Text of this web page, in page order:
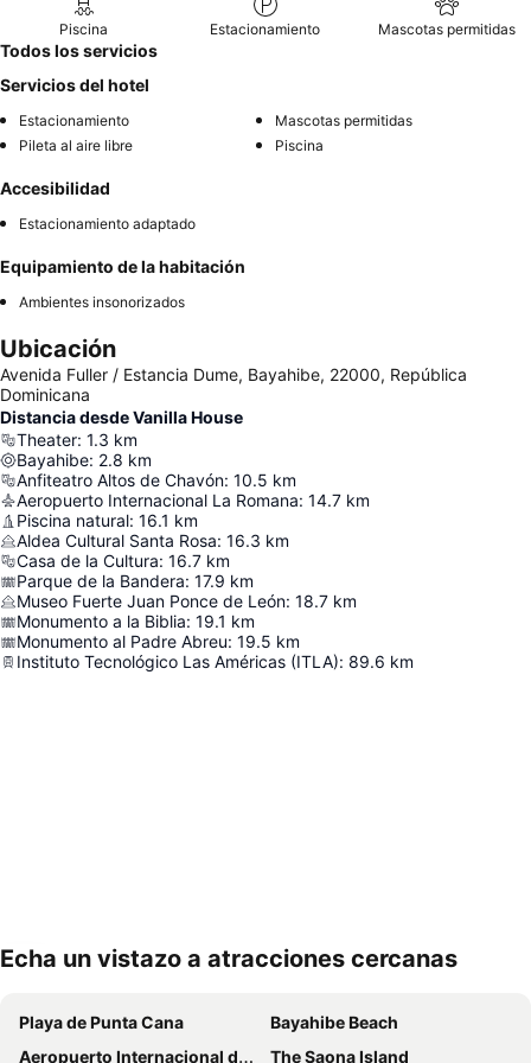
Piscina Estacionamiento Mascotas permitidas
Todos los servicios
Servicios del hotel
Estacionamiento
Mascotas permitidas
Pileta al aire libre
Piscina
Accesibilidad
Estacionamiento adaptado
Equipamiento de la habitación
Ambientes insonorizados
Ubicación
Avenida Fuller / Estancia Dume, Bayahibe, 22000, República
Dominicana
Distancia desde Vanilla House
Theater: 1.3 km
Bayahibe: 2.8 km
Anfiteatro Altos de Chavón: 10.5 km
Aeropuerto Internacional La Romana: 14.7 km
Piscina natural: 16.1 km
Aldea Cultural Santa Rosa: 16.3 km
Casa de la Cultura: 16.7 km
Parque de la Bandera: 17.9 km
Museo Fuerte Juan Ponce de León: 18.7 km
Monumento a la Biblia: 19.1 km
Monumento al Padre Abreu: 19.5 km
Instituto Tecnológico Las Américas (ITLA): 89.6 km
Echa un vistazo a atracciones cercanas
Playa de Punta Cana
Bayahibe Beach
Aeropuerto Internacional de La Romana
The Saona Island